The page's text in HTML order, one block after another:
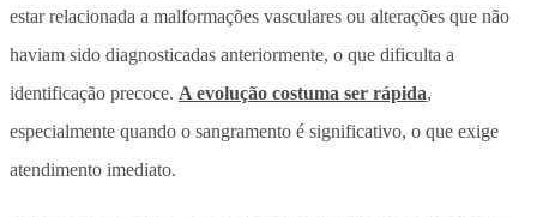
estar relacionada a malformações vasculares ou alterações que não
haviam sido diagnosticadas anteriormente, o que dificulta a
identificação precoce. A evolução costuma ser rápida,
especialmente quando o sangramento é significativo, o que exige
atendimento imediato.